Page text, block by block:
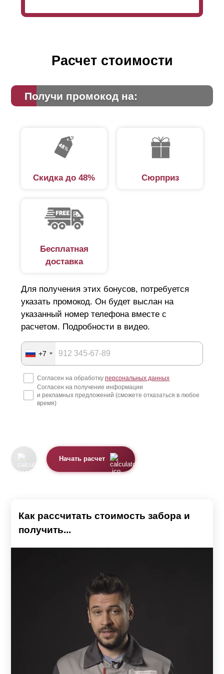
Расчет стоимости
Получи промокод на:
Скидка до 48% Сюрприз
Бесплатная
доставка
Для получения этих бонусов, потребуется
указать промокод. Он будет выслан на
указанный номер телефона вместе с
расчетом. Подробности в видео.
+7
Согласен на обработку персональных данных
Согласен на получение информации
и рекламных предложений (сможете отказаться в любое
время)
Начать расчет
Как рассчитать стоимость забора и
получить...